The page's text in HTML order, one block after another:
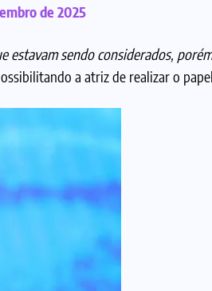
de 2025
estavam sendo considerados,
a atriz de realizar o